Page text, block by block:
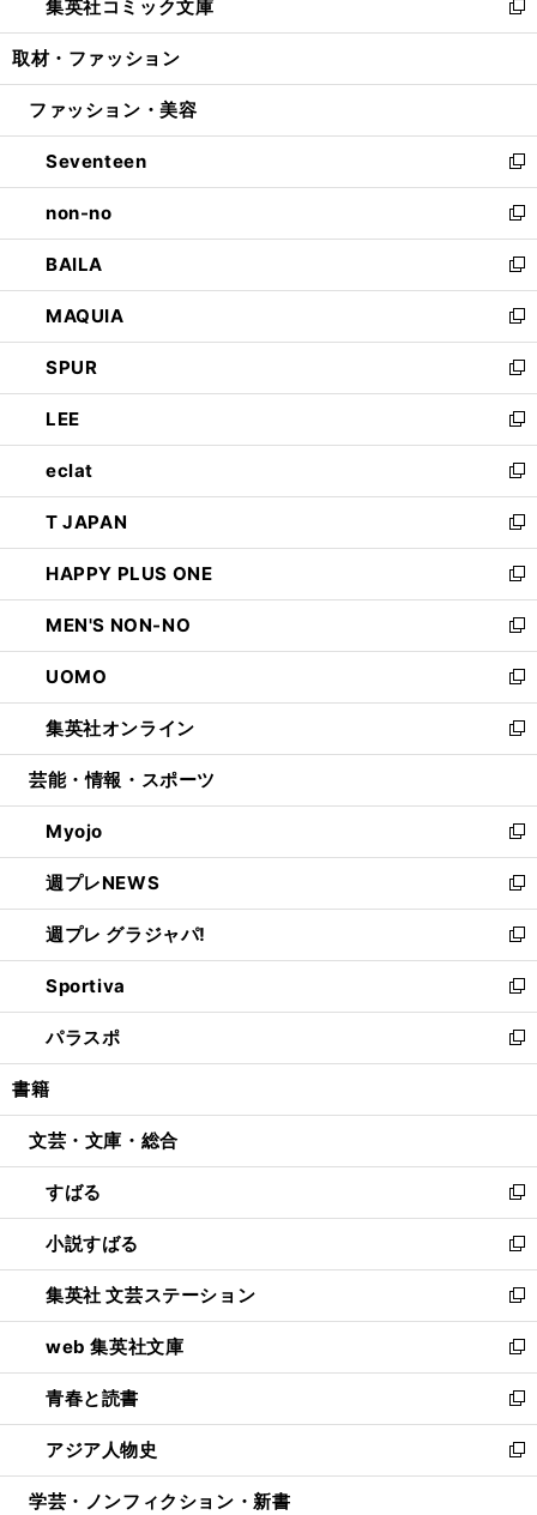
く
で
開
ド
ウ
開
ィ
ン
ウ
開
く
い
ウ
ン
ウ
で
開
く
集英社コミック文庫
新
し
ウ
ン
ド
ウ
で
開
く
取材・ファッション
ファッション・美容
Seventeen
新
し
い
ウ
ィ
ン
ド
ウ
で
開
く
non-no
新
し
い
ウ
ィ
ン
ド
ウ
で
開
く
BAILA
新
し
い
ウ
ィ
ン
ド
ウ
で
開
く
MAQUIA
新
し
い
ウ
ィ
ン
ド
ウ
で
開
く
SPUR
新
し
い
ウ
ィ
ン
ド
ウ
で
開
く
LEE
新
し
い
ウ
ィ
ン
ド
ウ
で
開
く
eclat
新
し
い
ウ
ィ
ン
ド
ウ
で
開
く
T JAPAN
新
し
い
ウ
ィ
ン
ド
ウ
で
開
HAPPY PLUS ONE
新
し
い
ウ
ィ
ン
ド
ウ
開
く
MEN'S NON-NO
新
し
い
ウ
ィ
ン
ウ
で
開
く
UOMO
新
し
い
ウ
ン
ド
ウ
で
開
く
集英社オンライン
新
し
ウ
ィ
ン
ド
ウ
で
開
く
芸能・情報・スポーツ
Myojo
新
し
い
ウ
ィ
ン
ド
ウ
で
開
週プレNEWS
新
し
い
ウ
ィ
ン
ド
ウ
開
週プレ グラジャパ!
新
し
い
ウ
ィ
ン
ウ
開
く
Sportiva
新
し
い
ウ
ン
ウ
で
開
く
パラスポ
新
し
ウ
ン
ド
ウ
で
開
く
書籍
文芸・文庫・総合
すばる
新
し
い
ウ
ィ
ン
ド
ウ
で
開
く
小説すばる
新
し
い
ウ
ィ
ン
ド
ウ
で
開
集英社 文芸ステーション
新
し
い
ウ
ィ
ン
ド
ウ
web 集英社文庫
新
し
い
ウ
ィ
ン
青春と読書
新
し
い
ウ
アジア人物史
新
し
学芸・ノンフィクション・新書